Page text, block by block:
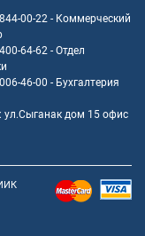
00-22 - Коммерческий
64-62 - Отдел
46-00 - Бухгалтерия
ул.Сыганак дом 15 офис